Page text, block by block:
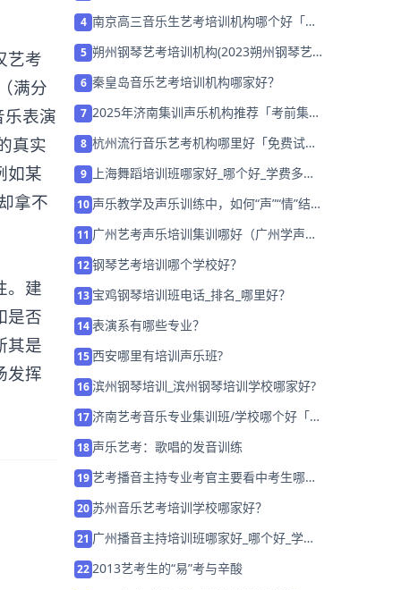
艺考
满分
表演
真实
如某
拿不
。建
是否
其是
发挥
4 南京高三音乐生艺考培训机构哪个好「免
5 朔州钢琴艺考培训机构(2023朔州钢琴艺
6 秦皇岛音乐艺考培训机构哪家好？
7 2025年济南集训声乐机构推荐「考前集训
8 杭州流行音乐艺考机构哪里好「免费试
9
上海舞蹈培训班哪家好_哪个好_学费多
10 声乐教学及声乐训练中，如何“声”“情”结
11 广州艺考声乐培训集训哪好（广州学声乐
12钢琴艺考培训哪个学校好？
13 宝鸡钢琴培训班电话_排名_哪里好？
14表演系有哪些专业？
15西安哪里有培训声乐班?
16滨州钢琴培训_滨州钢琴培训学校哪家好?
17 济南艺考音乐专业集训班/学校哪个好「艺
18 声乐艺考：歌唱的发音训练
19艺考播音主持专业考官主要看中考生哪些
20苏州音乐艺考培训学校哪家好？
21 广州播音主持培训班哪家好_哪个好_学费
222013艺考生的“易”考与辛酸